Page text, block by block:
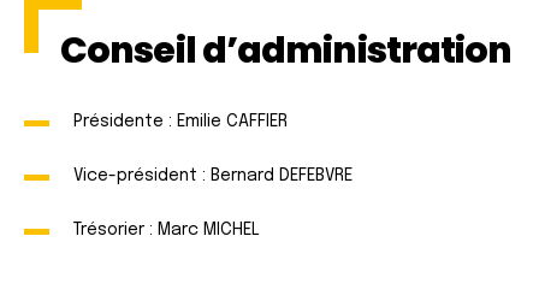
Conseil d’administration
Présidente : Emilie CAFFIER
Vice-président : Bernard DEFEBVRE
Trésorier : Marc MICHEL